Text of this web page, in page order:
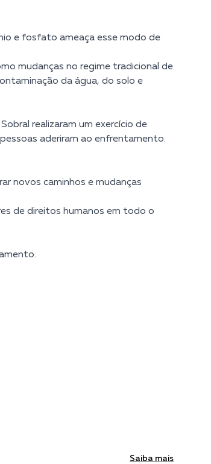
e fosfato ameaça esse modo de
mudanças no regime tradicional de
da água, do solo e
realizaram um exercício de
aderiram ao enfrentamento.
novos caminhos e mudanças
de direitos humanos em todo o
Saiba mais